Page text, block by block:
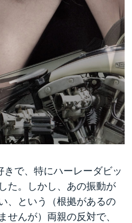
きで、特にハーレーダビッ
た。しかし、あの振動が
、という（根拠があるの
せんが）両親の反対で、